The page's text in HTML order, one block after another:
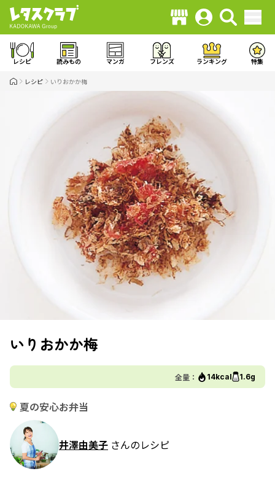
レシピ 読みもの マンガ フレンズ ランキング 特集
レシピ いりおかか梅
いりおかか梅
全量： 14kcal 1.6g
夏の安心お弁当
井澤由美子 さんのレシピ